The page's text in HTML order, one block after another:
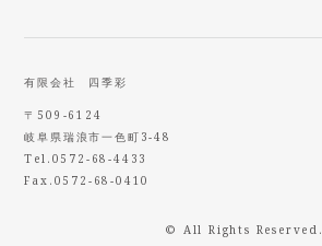
有限会社 四季彩
〒509-6124
岐阜県瑞浪市一色町3-48
Tel.0572-68-4433
Fax.0572-68-0410
© All Rights Reserved.